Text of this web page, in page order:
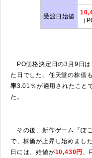
受渡日始値
（
PO価格決定日の3月9日は
た日でした。任天堂の株価
率3.01％が適用されたこと
た。
その後、新作ゲーム『ぽ
で、株価が上昇し始めまし
日には、始値が10,430円 、